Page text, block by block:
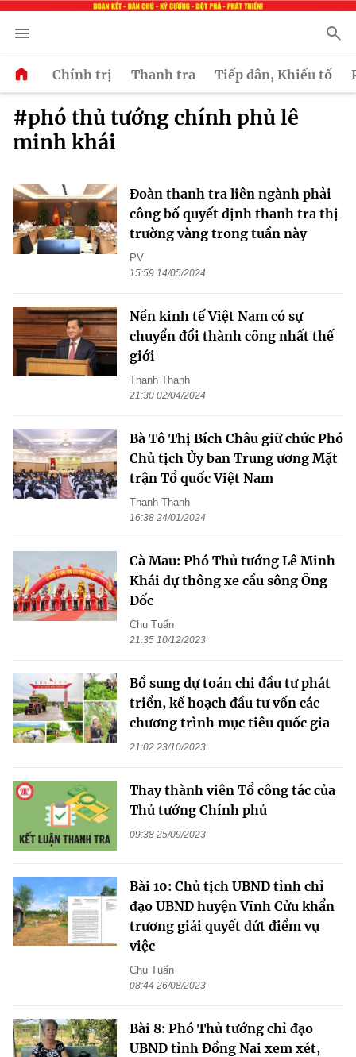
Chính trị Thanh tra Tiếp dân, Khiếu tố
#phó thủ tướng chính phủ lê
minh khái
Đoàn thanh tra liên ngành phải
công bố quyết định thanh tra thị
trường vàng trong tuần này
PV
15:59 14/05/2024
Nền kinh tế Việt Nam có sự
chuyển đổi thành công nhất thế
giới
Thanh Thanh
21:30 02/04/2024
Bà Tô Thị Bích Châu giữ chức Phó
Chủ tịch Ủy ban Trung ương Mặt
trận Tổ quốc Việt Nam
Thanh Thanh
16:38 24/01/2024
Cà Mau: Phó Thủ tướng Lê Minh
Khái dự thông xe cầu sông Ông
Đốc
Chu Tuấn
21:35 10/12/2023
Bổ sung dự toán chi đầu tư phát
triển, kế hoạch đầu tư vốn các
chương trình mục tiêu quốc gia
21:02 23/10/2023
Thay thành viên Tổ công tác của
Thủ tướng Chính phủ
09:38 25/09/2023
Bài 10: Chủ tịch UBND tỉnh chỉ
đạo UBND huyện Vĩnh Cửu khẩn
trương giải quyết dứt điểm vụ
việc
Chu Tuấn
08:44 26/08/2023
Bài 8: Phó Thủ tướng chỉ đạo
UBND tỉnh Đồng Nai xem xét,